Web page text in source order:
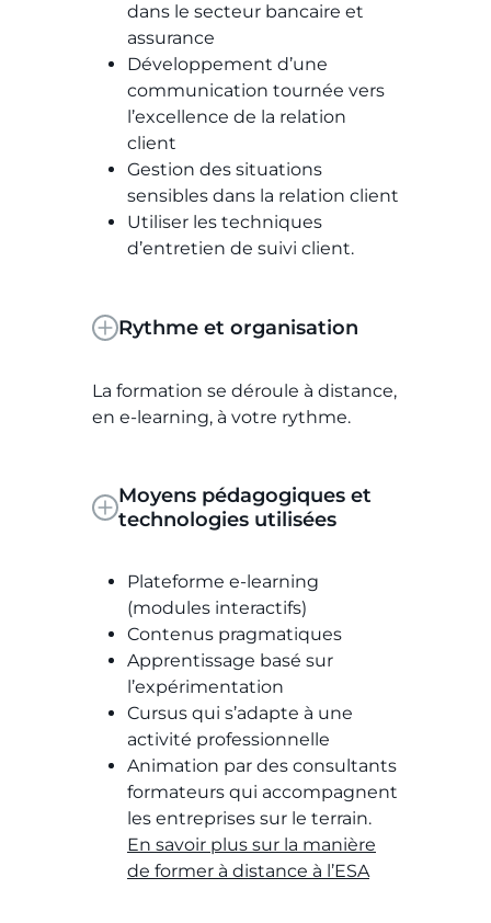
dans le secteur bancaire et
assurance
Développement d’une
communication tournée vers
l’excellence de la relation
client
Gestion des situations
sensibles dans la relation client
Utiliser les techniques
d’entretien de suivi client.
Rythme et organisation
La formation se déroule à distance,
en e-learning, à votre rythme.
Moyens pédagogiques et
technologies utilisées
Plateforme e-learning
(modules interactifs)
Contenus pragmatiques
Apprentissage basé sur
l’expérimentation
Cursus qui s’adapte à une
activité professionnelle
Animation par des consultants
formateurs qui accompagnent
les entreprises sur le terrain.
En savoir plus sur la manière
de former à distance à l’ESA